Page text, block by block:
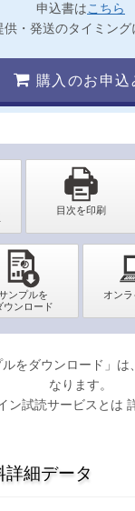
申込書はこちら
供・発送のタイミング
購入のお申込
をダウンロード」は
なります。
ン試読サービスとは
詳細データ